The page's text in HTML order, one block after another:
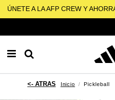
ÚNETE A LA AFP CREW Y
Inicio Pickleball